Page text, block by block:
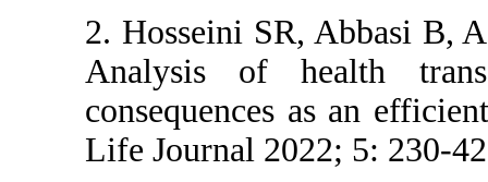
2.
Analysis
Life